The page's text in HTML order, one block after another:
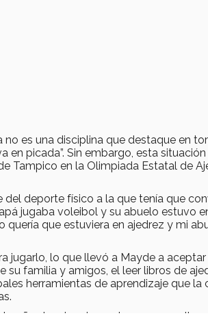
es una disciplina que destaque en
en picada”. Sin embargo, esta
Tampico en la Olimpiada Estatal de
deporte físico a la que tenía que
jugaba voleibol y su abuelo estuvo
que estuviera en ajedrez y mi
jugarlo, lo que llevó a Mayde a aceptar
familia y amigos, el leer libros de
herramientas de aprendizaje que la